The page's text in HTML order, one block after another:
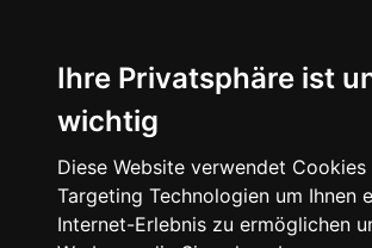
Ihre Privatsphäre ist
wichtig
Diese Website verwendet Cookies
Targeting Technologien um Ihnen
Internet-Erlebnis zu ermöglichen